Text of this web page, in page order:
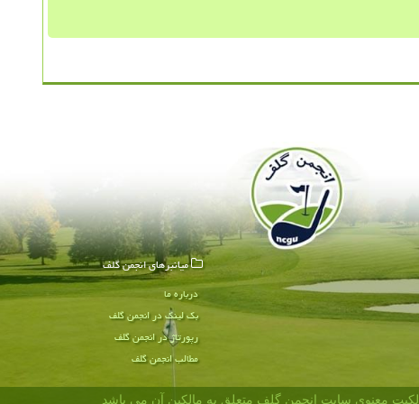
میانبرهای انجمن گلف
درباره ما
بک لینک در انجمن گلف
رپورتاژ در انجمن گلف
مطالب انجمن گلف